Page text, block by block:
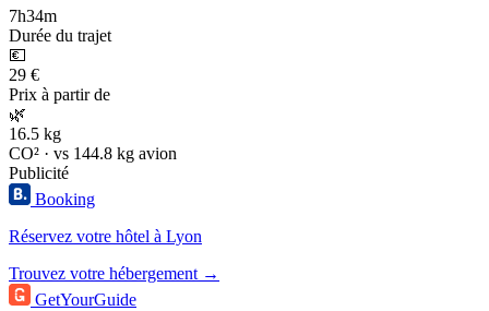
7h34m
Durée du trajet
💶
29 €
Prix à partir de
🌿
16.5 kg
CO² · vs 144.8 kg avion
Publicité
Booking
Réservez votre hôtel à Lyon
Trouvez votre hébergement →
GetYourGuide